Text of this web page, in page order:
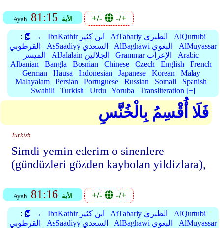
Ayah 81:15 الأية +/- -/+
: 📗 → IbnKathir ابن كثير AtTabariy الطبري
AlQurtubi
القرطوبي
AsSaadiyy السعدي AlBaghawi البغوي
AlMuyassar
الميسر
AlJalalain الجلالين Grammar الإعراب
Arabic
Albanian
Bangla Bosnian Chinese Czech English
French
German
Hausa Indonesian Japanese Korean
Malay
Malayalam
Persian Portuguese Russian Somali
Spanish
Swahili
Turkish Urdu Yoruba Transliteration [+]
فَلَا أُقْسِمُ بِالْخُنَّسِ
Turkish
Simdi yemin ederim o sinenlere
(gündüzleri gözden kaybolan yildizlara),
Ayah 81:16 الأية +/- -/+
: 📗 → IbnKathir ابن كثير AtTabariy الطبري
AlQurtubi
القرطوبي
AsSaadiyy السعدي AlBaghawi البغوي
AlMuyassar